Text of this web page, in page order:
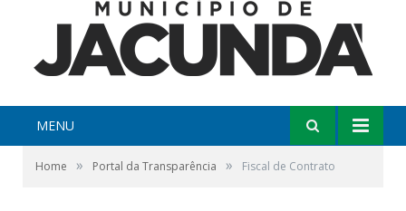
MENU
Home » Portal da Transparência » Fiscal de Contrato